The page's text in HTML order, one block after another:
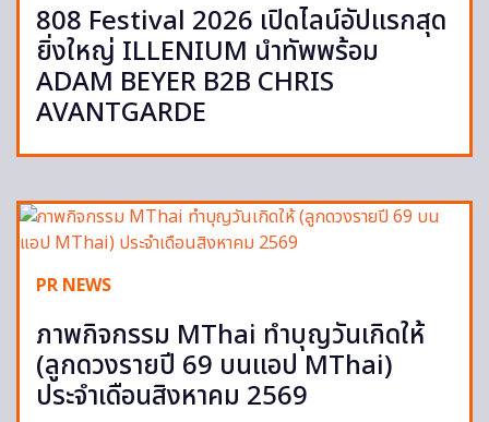
808 Festival 2026 เปิดไลน์อัปแรกสุด
ยิ่งใหญ่ ILLENIUM นำทัพพร้อม
ADAM BEYER B2B CHRIS
AVANTGARDE
PR NEWS
ภาพกิจกรรม MThai ทำบุญวันเกิดให้
(ลูกดวงรายปี 69 บนแอป MThai)
ประจำเดือนสิงหาคม 2569